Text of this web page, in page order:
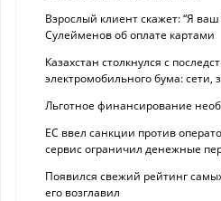
Взрослый клиент скажет: “Я
Сулейменов об оплате картами
Казахстан столкнулся с
электромобильного бума: сети,
Льготное финансирование
ЕС ввел санкции против
сервис ограничил денежные
Появился свежий рейтинг
его возглавил